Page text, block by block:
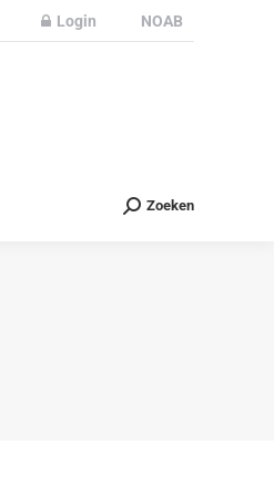
Login NOAB
Zoeken
Contact Zoeken